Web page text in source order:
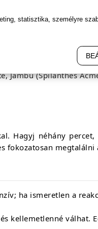
Jambu (Spilanthes
Hagyj néhány
fokozatosan megtalálni
ha ismeretlen a
kellemetlenné válhat.
statisztika, személyre